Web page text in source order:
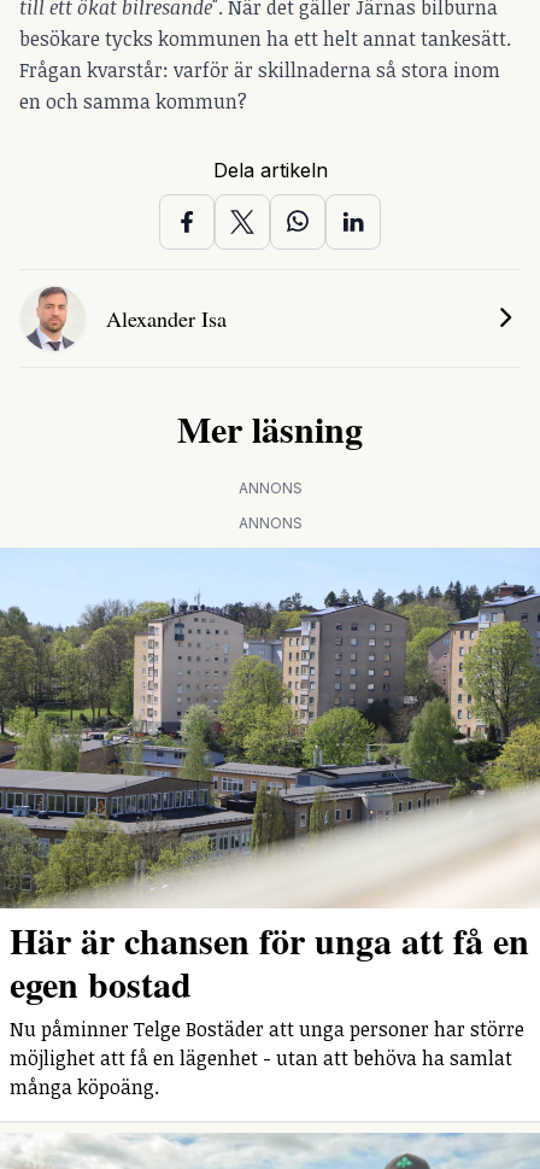
till ett ökat bilresande". När det gäller Järnas bilburna
besökare tycks kommunen ha ett helt annat tankesätt.
Frågan kvarstår: varför är skillnaderna så stora inom
en och samma kommun?
Dela artikeln
Alexander Isa
Mer läsning
ANNONS
ANNONS
Här är chansen för unga att få en
egen bostad
Nu påminner Telge Bostäder att unga personer har större
möjlighet att få en lägenhet - utan att behöva ha samlat
många köpoäng.